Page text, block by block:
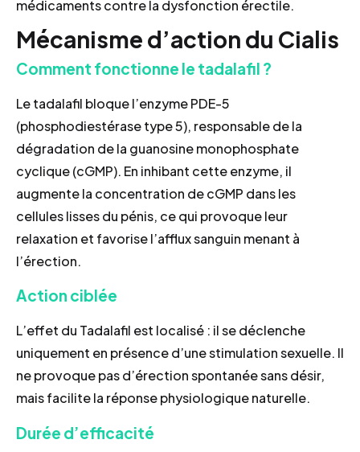
médicaments contre la dysfonction érectile.
Mécanisme d’action du Cialis
Comment fonctionne le tadalafil ?
Le tadalafil bloque l’enzyme PDE-5
(phosphodiestérase type 5), responsable de la
dégradation de la guanosine monophosphate
cyclique (cGMP). En inhibant cette enzyme, il
augmente la concentration de cGMP dans les
cellules lisses du pénis, ce qui provoque leur
relaxation et favorise l’afflux sanguin menant à
l’érection.
Action ciblée
L’effet du Tadalafil est localisé : il se déclenche
uniquement en présence d’une stimulation sexuelle. Il
ne provoque pas d’érection spontanée sans désir,
mais facilite la réponse physiologique naturelle.
Durée d’efficacité